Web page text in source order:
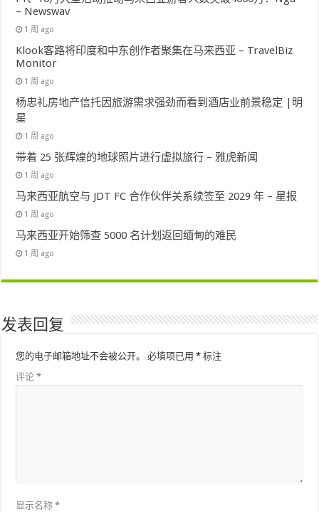
– Newswav
1 周 ago
Klook客路将印度和中东创作者聚集在马来西亚 – TravelBiz
Monitor
1 周 ago
杨忠礼房地产信托因旅游需求强劲而看到酒店业前景稳定 |明
星
1 周 ago
带着 25 张辉煌的地球照片进行虚拟旅行 – 雅虎新闻
1 周 ago
马来西亚航空与 JDT FC 合作伙伴关系续签至 2029 年 – 星报
1 周 ago
马来西亚开始筛查 5000 名计划返回缅甸的难民
1 周 ago
发表回复
您的电子邮箱地址不会被公开。 必填项已用* 标注
评论*
显示名称*